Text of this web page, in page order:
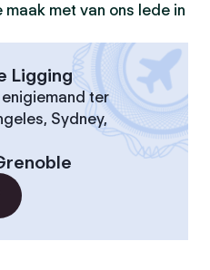
met van ons lede in
Ligging
ter
Sydney,